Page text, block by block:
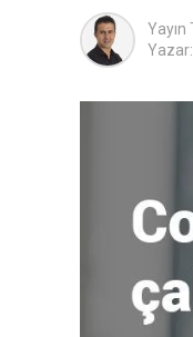
Yayın
Yazar: